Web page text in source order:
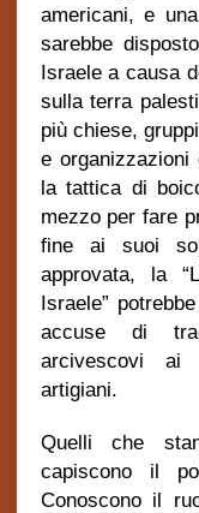
americani, e
sarebbe
Israele a causa
sulla terra
più chiese,
e organizzazioni
la tattica di
mezzo per fare
fine ai suoi
approvata, la
Israele”
accuse di
arcivescovi ai
artigiani.
Quelli che
capiscono il
Conoscono il